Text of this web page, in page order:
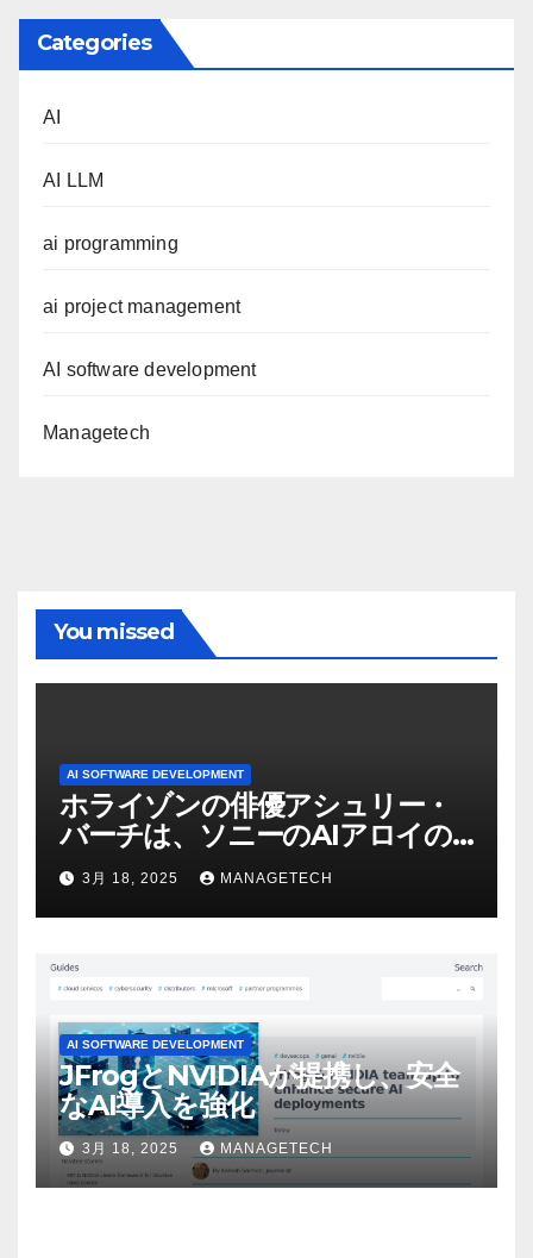
Categories
AI
AI LLM
ai programming
ai project management
AI software development
Managetech
You missed
AI SOFTWARE DEVELOPMENT
ホライゾンの俳優アシュリー・
バーチは、ソニーのAIアロイの
ビデオを見て「ゲームパフォー
マンスという芸術形式に不安を
感じた」と語る – IGN
3月 18, 2025 MANAGETECH
AI SOFTWARE DEVELOPMENT
JFrogとNVIDIAが提携し、安全
なAI導入を強化
3月 18, 2025 MANAGETECH